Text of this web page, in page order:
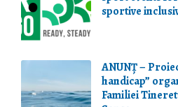
sportive
ANUNȚ –
handicap”
Familiei